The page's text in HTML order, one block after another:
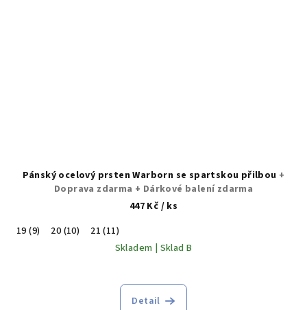
Pánský ocelový prsten Warborn se spartskou přilbou +
Doprava zdarma + Dárkové balení zdarma
447 Kč / ks
19 (9)
20 (10)
21 (11)
Skladem | Sklad B
Detail